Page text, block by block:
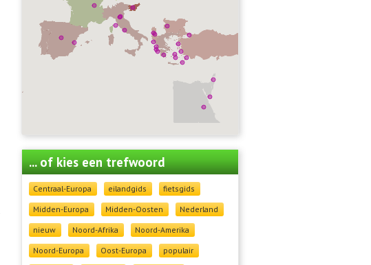
... of kies een trefwoord
Centraal-Europa eilandgids
fietsgids
Midden-Europa
Midden-Oosten
Nederland
nieuw
Noord-Afrika
Noord-Amerika
Noord-Europa
Oost-Europa
populair